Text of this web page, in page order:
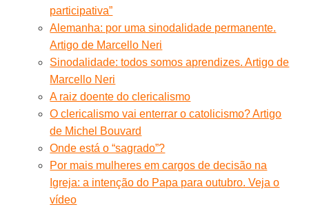
participativa”
Alemanha: por uma sinodalidade permanente.
Artigo de Marcello Neri
Sinodalidade: todos somos aprendizes. Artigo de
Marcello Neri
A raiz doente do clericalismo
O clericalismo vai enterrar o catolicismo? Artigo
de Michel Bouvard
Onde está o “sagrado”?
Por mais mulheres em cargos de decisão na
Igreja: a intenção do Papa para outubro. Veja o
vídeo